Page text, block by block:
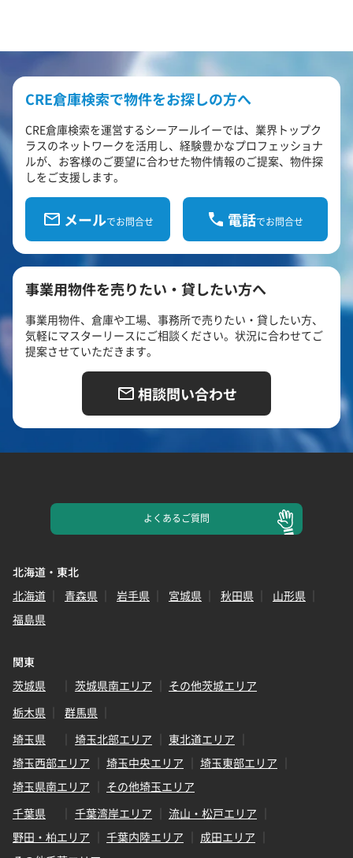
CRE倉庫検索で物件をお探しの方へ
CRE倉庫検索を運営するシーアールイーでは、業界トップク
ラスのネットワークを活用し、経験豊かなプロフェッショナ
ルが、お客様のご要望に合わせた物件情報のご提案、物件探
しをご支援します。
メールでお問合せ 電話でお問合せ
事業用物件を売りたい・貸したい方へ
事業用物件、倉庫や工場、事務所で売りたい・貸したい方、
気軽にマスターリースにご相談ください。状況に合わせてご
提案させていただきます。
相談問い合わせ
よくあるご質問
北海道・東北
北海道
青森県 岩手県 宮城県 秋田県
山形県
福島県
関東
茨城県
茨城県南エリア
その他茨城エリア
栃木県
群馬県
埼玉県
埼玉北部エリア
東北道エリア
埼玉西部エリア
埼玉中央エリア
埼玉東部エリア
埼玉県南エリア
その他埼玉エリア
千葉県
千葉湾岸エリア
流山・松戸エリア
野田・柏エリア
千葉内陸エリア
成田エリア